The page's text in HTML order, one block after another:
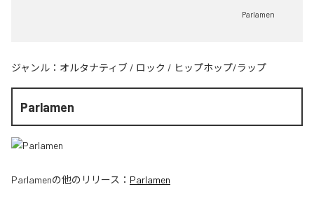
Parlamen
ジャンル： オルタナティブ / ロック / ヒップホップ/ラップ
Parlamen
Parlamenの他のリリース： Parlamen